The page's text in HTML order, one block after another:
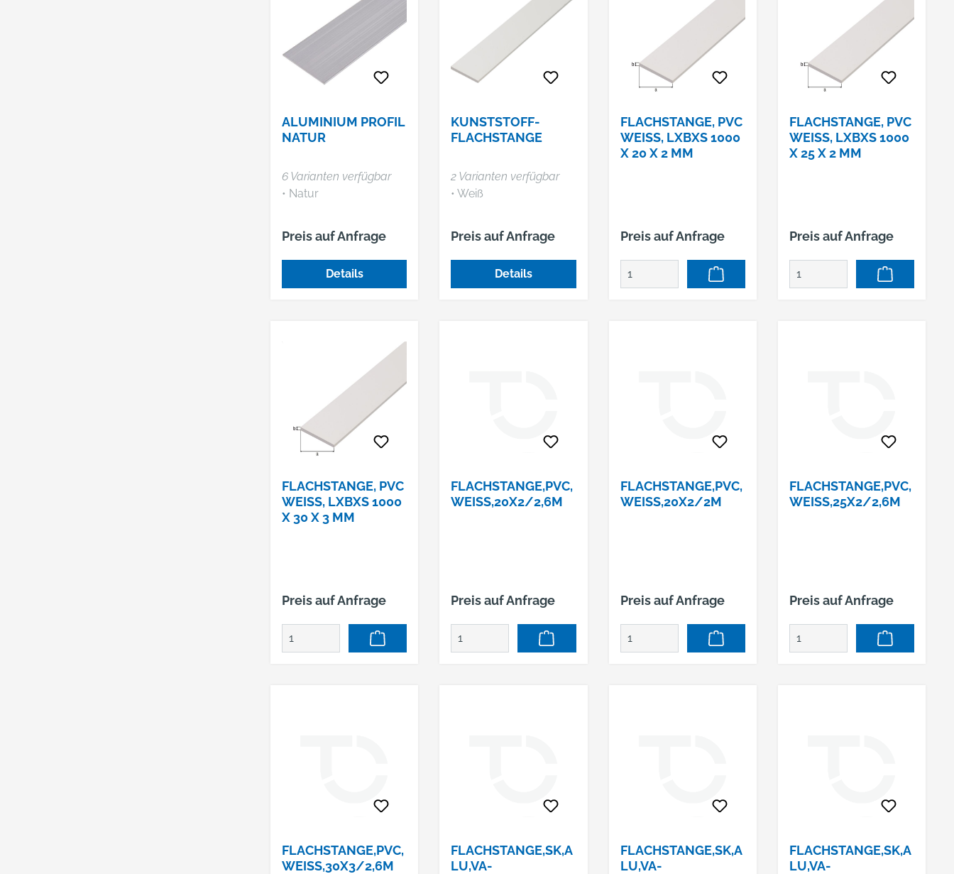
ALUMINIUM PROFIL
NATUR
6 Varianten verfügbar
• Natur
Preis auf Anfrage
Details
KUNSTSTOFF-
FLACHSTANGE
2 Varianten verfügbar
• Weiß
Preis auf Anfrage
Details
FLACHSTANGE, PVC
WEISS, LXBXS 1000 X
20 X 2 MM
Preis auf Anfrage
FLACHSTANGE, PVC
WEISS, LXBXS 1000 X
25 X 2 MM
Preis auf Anfrage
FLACHSTANGE, PVC
WEISS, LXBXS 1000 X
30 X 3 MM
Preis auf Anfrage
FLACHSTANGE,PVC,
WEISS,20X2/2,6M
Preis auf Anfrage
FLACHSTANGE,PVC,
WEISS,20X2/2M
Preis auf Anfrage
FLACHSTANGE,PVC,
WEISS,25X2/2,6M
Preis auf Anfrage
FLACHSTANGE,PVC,
WEISS,30X3/2,6M
FLACHSTANGE,SK,A
LU,VA-
FLACHSTANGE,SK,A
LU,VA-
FLACHSTANGE,SK,A
LU,VA-